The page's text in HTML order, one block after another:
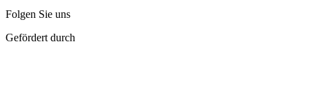
Folgen Sie uns
Gefördert durch